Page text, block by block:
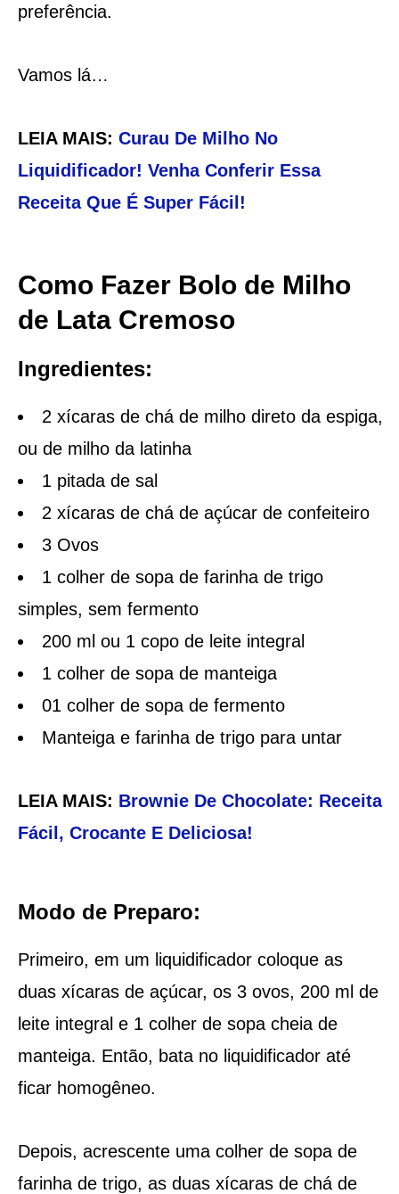
preferência.
Vamos lá…
LEIA MAIS: Curau De Milho No
Liquidificador! Venha Conferir Essa
Receita Que É Super Fácil!
Como Fazer Bolo de Milho
de Lata Cremoso
Ingredientes:
2 xícaras de chá de milho direto da espiga,
ou de milho da latinha
1 pitada de sal
2 xícaras de chá de açúcar de confeiteiro
3 Ovos
1 colher de sopa de farinha de trigo
simples, sem fermento
200 ml ou 1 copo de leite integral
1 colher de sopa de manteiga
01 colher de sopa de fermento
Manteiga e farinha de trigo para untar
LEIA MAIS: Brownie De Chocolate: Receita
Fácil, Crocante E Deliciosa!
Modo de Preparo:
Primeiro, em um liquidificador coloque as
duas xícaras de açúcar, os 3 ovos, 200 ml de
leite integral e 1 colher de sopa cheia de
manteiga. Então, bata no liquidificador até
ficar homogêneo.
Depois, acrescente uma colher de sopa de
farinha de trigo, as duas xícaras de chá de